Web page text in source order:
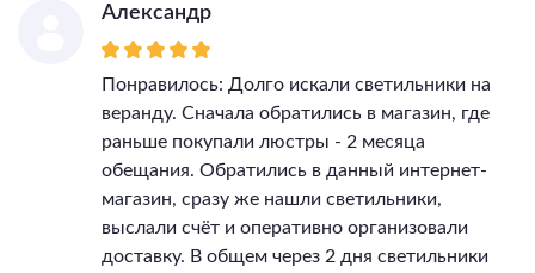
Александр
Понравилось: Долго искали светильники на
веранду. Сначала обратились в магазин, где
раньше покупали люстры - 2 месяца
обещания. Обратились в данный интернет-
магазин, сразу же нашли светильники,
выслали счёт и оперативно организовали
доставку. В общем через 2 дня светильники